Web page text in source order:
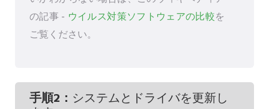
の記事 - ウイルス対策ソフトウェアの比較を
ご覧ください。
手順2： システムとドライバを更新し